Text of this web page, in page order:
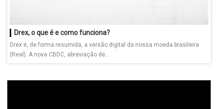
Drex, o que é e como funciona?
Drex é, de forma resumida, a versão digital da nossa moeda brasileira
(Real). A nova CBDC, abreviação de...